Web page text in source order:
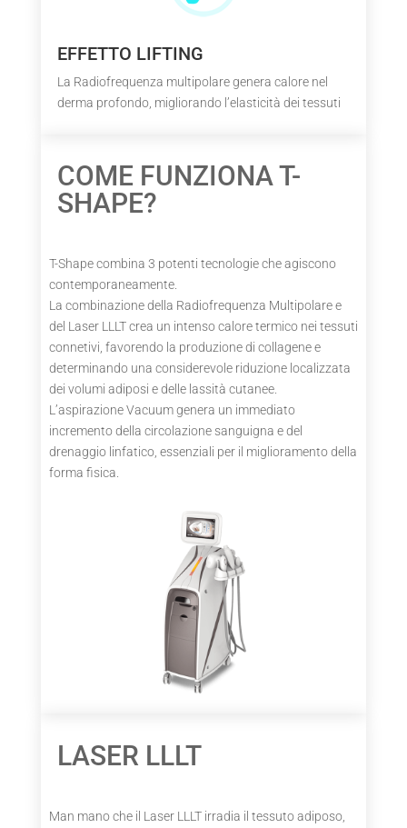
EFFETTO LIFTING
La Radiofrequenza multipolare genera calore nel
derma profondo, migliorando l’elasticità dei tessuti
COME FUNZIONA T-
SHAPE?
T-Shape combina 3 potenti tecnologie che agiscono
contemporaneamente.
La combinazione della Radiofrequenza Multipolare e
del Laser LLLT crea un intenso calore termico nei tessuti
connetivi, favorendo la produzione di collagene e
determinando una considerevole riduzione localizzata
dei volumi adiposi e delle lassità cutanee.
L’aspirazione Vacuum genera un immediato
incremento della circolazione sanguigna e del
drenaggio linfatico, essenziali per il miglioramento della
forma fisica.
LASER LLLT
Man mano che il Laser LLLT irradia il tessuto adiposo,